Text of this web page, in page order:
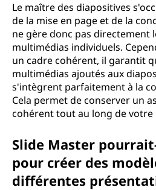
Le maître des diapositives
de la mise en page et de la
ne gère donc pas directement
multimédias individuels.
un cadre cohérent, il garantit
multimédias ajoutés aux
s'intègrent parfaitement à la
Cela permet de conserver un
cohérent tout au long de
Slide Master
pour créer des
différentes